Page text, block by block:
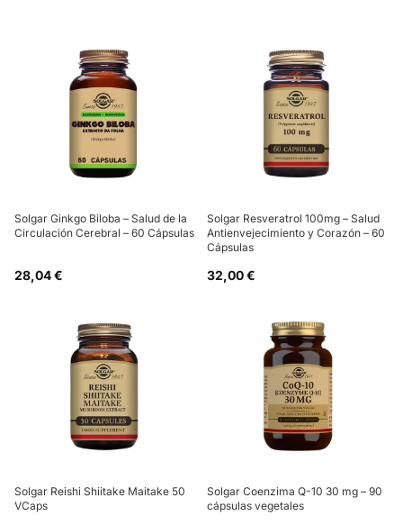
Solgar Ginkgo Biloba – Salud de la
Circulación Cerebral – 60 Cápsulas
28,04 €
Solgar Resveratrol 100mg – Salud
Antienvejecimiento y Corazón – 60
Cápsulas
32,00 €
Solgar Reishi Shiitake Maitake 50
VCaps
Solgar Coenzima Q-10 30 mg – 90
cápsulas vegetales